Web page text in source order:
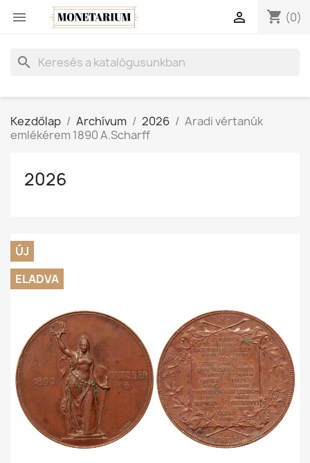
 shopping_cart (0)

search
Kezdőlap Archívum 2026
Aradi vértanúk
emlékérem 1890 A.Scharff
2026
ÚJ
ELADVA